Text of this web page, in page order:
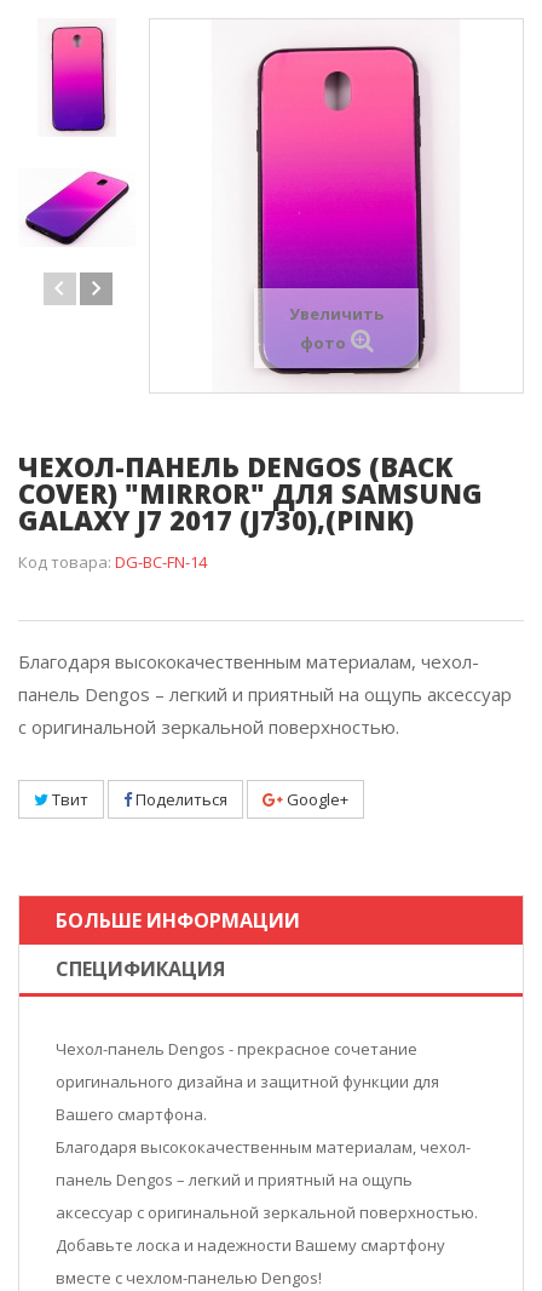
Увеличить
фото
ЧЕХОЛ-ПАНЕЛЬ DENGOS (BACK
COVER) "MIRROR" ДЛЯ SAMSUNG
GALAXY J7 2017 (J730),(PINK)
Код товара: DG-BC-FN-14
Благодаря высококачественным материалам, чехол-
панель Dengos – легкий и приятный на ощупь аксессуар
с оригинальной зеркальной поверхностью.
Твит Поделиться Google+
БОЛЬШЕ ИНФОРМАЦИИ
СПЕЦИФИКАЦИЯ
Чехол-панель Dengos - прекрасное сочетание
оригинального дизайна и защитной функции для
Вашего смартфона.
Благодаря высококачественным материалам, чехол-
панель Dengos – легкий и приятный на ощупь
аксессуар с оригинальной зеркальной поверхностью.
Добавьте лоска и надежности Вашему смартфону
вместе с чехлом-панелью Dengos!